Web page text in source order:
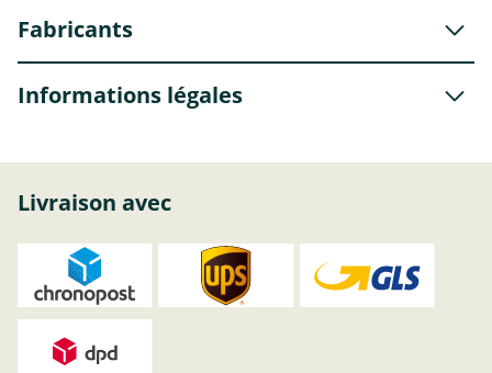
Fabricants
Informations légales
Livraison avec